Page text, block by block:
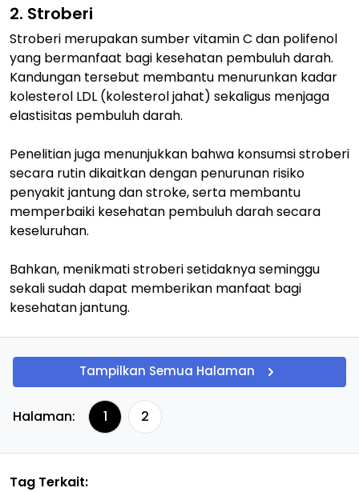
2. Stroberi
Stroberi merupakan sumber vitamin C dan polifenol
yang bermanfaat bagi kesehatan pembuluh darah.
Kandungan tersebut membantu menurunkan kadar
kolesterol LDL (kolesterol jahat) sekaligus menjaga
elastisitas pembuluh darah.
Penelitian juga menunjukkan bahwa konsumsi stroberi
secara rutin dikaitkan dengan penurunan risiko
penyakit jantung dan stroke, serta membantu
memperbaiki kesehatan pembuluh darah secara
keseluruhan.
Bahkan, menikmati stroberi setidaknya seminggu
sekali sudah dapat memberikan manfaat bagi
kesehatan jantung.
Tampilkan Semua Halaman
Halaman: 1 2
Tag Terkait: